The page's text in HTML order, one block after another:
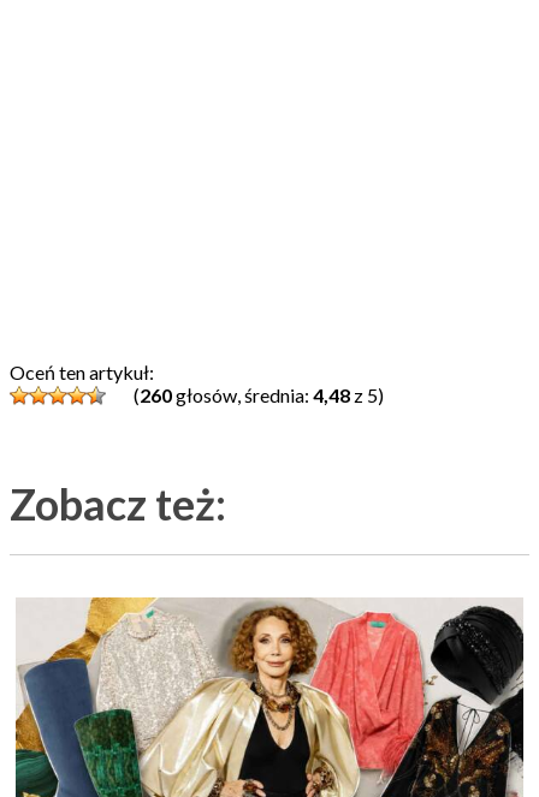
Oceń ten artykuł:
(260głosów, średnia: 4,48 z 5)
Zobacz też: